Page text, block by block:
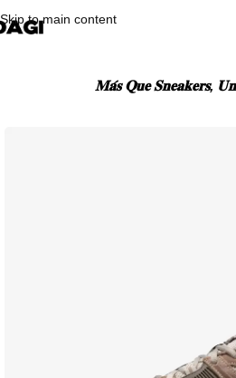
Skip to main content
𝐌𝐚́𝐬 𝐐𝐮𝐞 𝐒𝐧𝐞𝐚𝐤𝐞𝐫𝐬,